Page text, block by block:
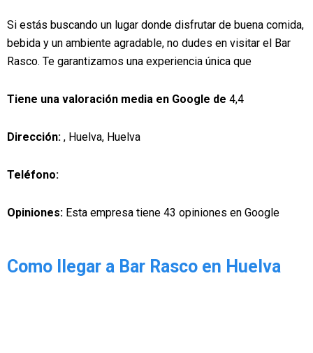
Si estás buscando un lugar donde disfrutar de buena comida,
bebida y un ambiente agradable, no dudes en visitar el Bar
Rasco. Te garantizamos una experiencia única que
Tiene una valoración media en Google de 4,4
Dirección: , Huelva, Huelva
Teléfono:
Opiniones: Esta empresa tiene 43 opiniones en Google
Como llegar a Bar Rasco en Huelva